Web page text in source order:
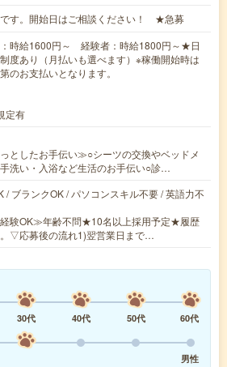
す。開始日はご相談ください！ ★急募
時給1600円～ 経験者：時給1800円～★日
度あり（月払いも選べます）※稼働開始時は
のお支払いとなります。
定有
としたお手伝い≫○シーツの交換やベッドメ
洗い・入浴など生活のお手伝い○診…
/ ブランクOK / パソコンスキル不要 / 英語力不
験OK≫年齢不問★10名以上採用予定★履歴
▽応募後の流れ1)翌営業日まで…
30代 40代 50代
60代
男性